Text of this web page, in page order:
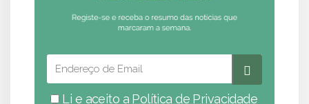
Li e aceito a Política de Privacidade